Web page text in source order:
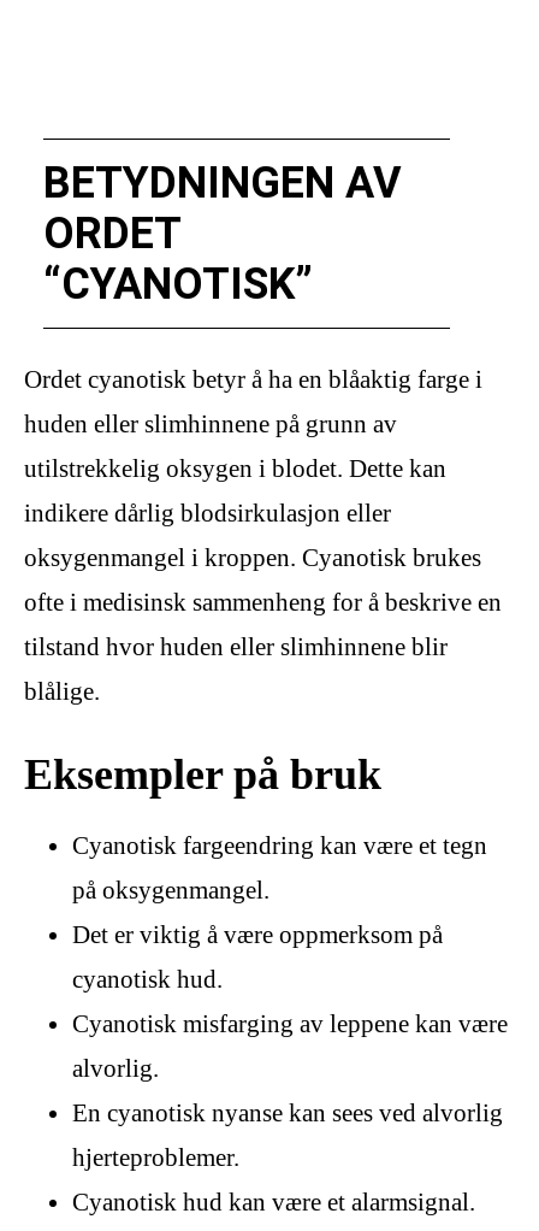
BETYDNINGEN AV
ORDET
“CYANOTISK”
Ordet cyanotisk betyr å ha en blåaktig farge i
huden eller slimhinnene på grunn av
utilstrekkelig oksygen i blodet. Dette kan
indikere dårlig blodsirkulasjon eller
oksygenmangel i kroppen. Cyanotisk brukes
ofte i medisinsk sammenheng for å beskrive en
tilstand hvor huden eller slimhinnene blir
blålige.
Eksempler på bruk
Cyanotisk fargeendring kan være et tegn
på oksygenmangel.
Det er viktig å være oppmerksom på
cyanotisk hud.
Cyanotisk misfarging av leppene kan være
alvorlig.
En cyanotisk nyanse kan sees ved alvorlig
hjerteproblemer.
Cyanotisk hud kan være et alarmsignal.